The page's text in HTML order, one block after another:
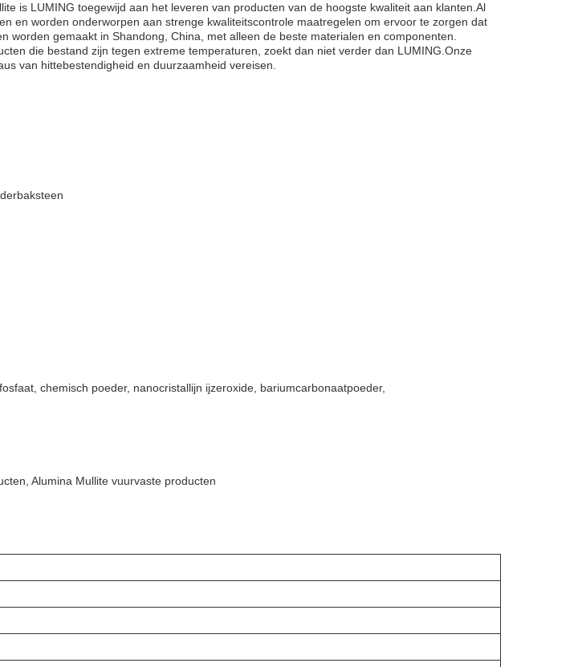
is LUMING toegewijd aan het leveren van producten van de hoogste kwaliteit aan klanten.Al
en worden onderworpen aan strenge kwaliteitscontrole maatregelen om ervoor te zorgen dat
gemaakt in Shandong, China, met alleen de beste materialen en componenten.
die bestand zijn tegen extreme temperaturen, zoekt dan niet verder dan LUMING.Onze
van hittebestendigheid en duurzaamheid vereisen.
chemisch poeder, nanocristallijn ijzeroxide, bariumcarbonaatpoeder,
Alumina Mullite vuurvaste producten